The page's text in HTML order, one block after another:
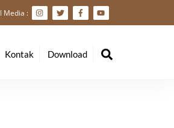
Media :
Kontak Download